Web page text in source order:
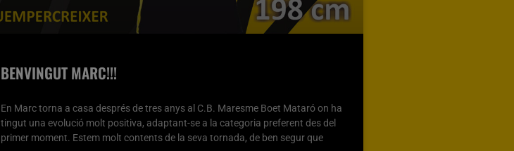
BENVINGUT MARC!!!
En Marc torna a casa després de tres anys al C.B. Maresme Boet Mataró on ha
tingut una evolució molt positiva, adaptant-se a la categoria preferent des del
primer moment. Estem molt contents de la seva tornada, de ben segur que